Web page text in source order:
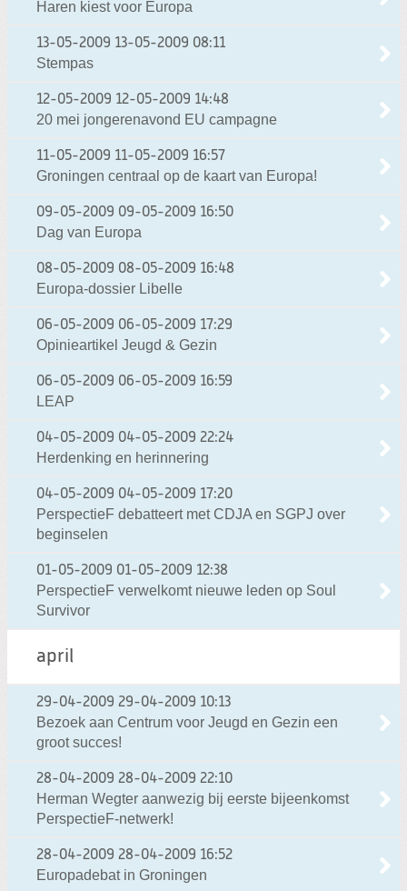
Haren kiest voor Europa
13-05-2009 13-05-2009 08:11
Stempas
12-05-2009 12-05-2009 14:48
20 mei jongerenavond EU campagne
11-05-2009 11-05-2009 16:57
Groningen centraal op de kaart van Europa!
09-05-2009 09-05-2009 16:50
Dag van Europa
08-05-2009 08-05-2009 16:48
Europa-dossier Libelle
06-05-2009 06-05-2009 17:29
Opinieartikel Jeugd & Gezin
06-05-2009 06-05-2009 16:59
LEAP
04-05-2009 04-05-2009 22:24
Herdenking en herinnering
04-05-2009 04-05-2009 17:20
PerspectieF debatteert met CDJA en SGPJ over
beginselen
01-05-2009 01-05-2009 12:38
PerspectieF verwelkomt nieuwe leden op Soul
Survivor
april
29-04-2009 29-04-2009 10:13
Bezoek aan Centrum voor Jeugd en Gezin een
groot succes!
28-04-2009 28-04-2009 22:10
Herman Wegter aanwezig bij eerste bijeenkomst
PerspectieF-netwerk!
28-04-2009 28-04-2009 16:52
Europadebat in Groningen